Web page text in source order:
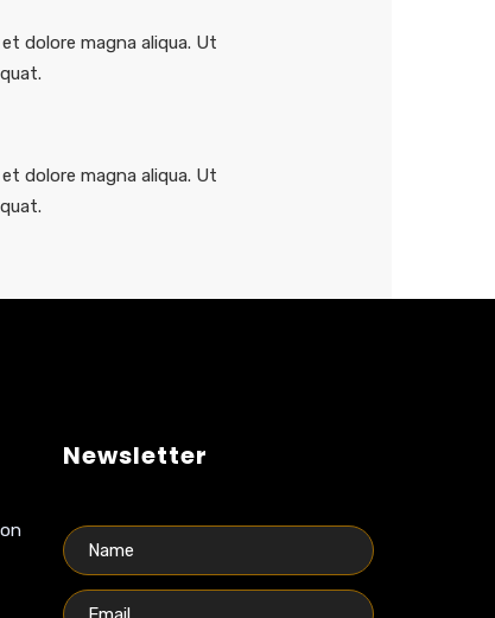
dolore magna aliqua. Ut
dolore magna aliqua. Ut
Newsletter